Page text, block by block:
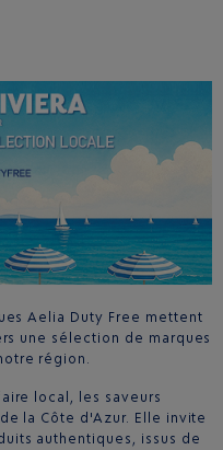
Aelia Duty Free mettent
une sélection de marques
région.
local, les saveurs
la Côte d'Azur. Elle invite
authentiques, issus de